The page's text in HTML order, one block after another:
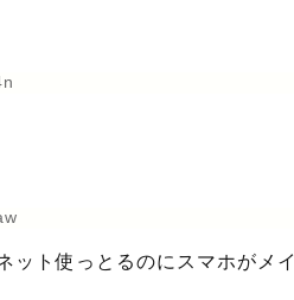
ット使っとるのにスマホがメイ